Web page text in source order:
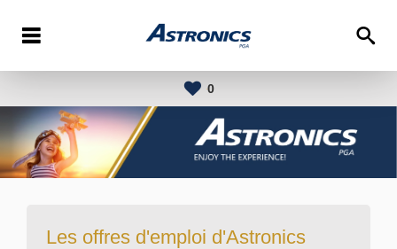
0
Les offres d'emploi d'Astronics